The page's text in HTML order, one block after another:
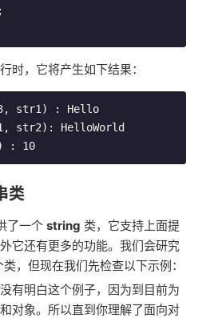
;
时，它将产生如下结果：
: 10
类
了一个 string 类，它支持上面提
它还有更多的功能。我们会研究
，但现在我们先检查以下示例：
有明白这个例子，因为到目前为
对象。所以直到你理解了面向对